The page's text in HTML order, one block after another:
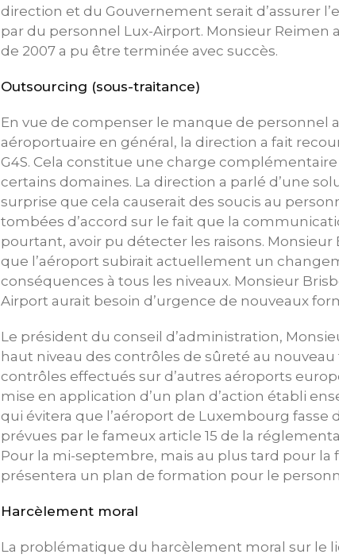
direction et du Gouvernement serait d’assurer
par du personnel Lux-Airport. Monsieur Reimen
de 2007 a pu être terminée avec succès.
Outsourcing (sous-traitance)
En vue de compenser le manque de personnel
aéroportuaire en général, la direction a fait
G4S. Cela constitue une charge
certains domaines. La direction a parlé d’une
surprise que cela causerait des soucis au
tombées d’accord sur le fait que la
pourtant, avoir pu détecter les raisons. Monsieur
que l’aéroport subirait actuellement un
conséquences à tous les niveaux. Monsieur
Airport aurait besoin d’urgence de nouveaux
Le président du conseil d’administration,
haut niveau des contrôles de sûreté au
contrôles effectués sur d’autres aéroports
mise en application d’un plan d’action établi
qui évitera que l’aéroport de Luxembourg fasse
prévues par le fameux article 15 de la
Pour la mi-septembre, mais au plus tard pour la
présentera un plan de formation pour le
Harcèlement moral
La problématique du harcèlement moral sur le